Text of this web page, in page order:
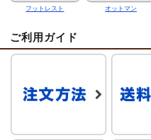
フットレスト オットマン
ご利用ガイド